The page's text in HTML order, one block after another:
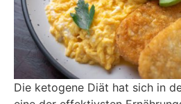
Die ketogene Diät hat sich in